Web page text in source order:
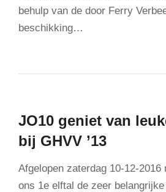
behulp van de door Ferry
beschikking…
JO10 geniet van
bij GHVV ’13
Afgelopen zaterdag 10-12-2016
ons 1e elftal de zeer belangrijke